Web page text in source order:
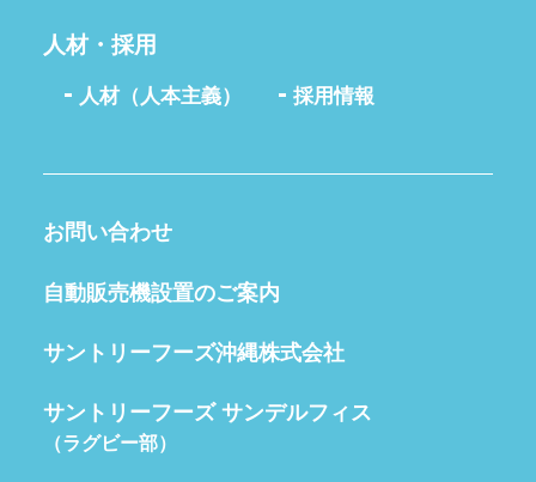
人材・採用
人材（人本主義） 採用情報
お問い合わせ
自動販売機設置のご案内
サントリーフーズ沖縄株式会社
サントリーフーズ サンデルフィス
（ラグビー部）